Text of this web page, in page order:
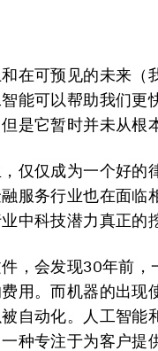
在可预见的未来（
能可以帮助我们更
是它暂时并未从根
仅仅成为一个好的
服务行业也在面临
中科技潜力真正的
，会发现30年前
用。而机器的出现
自动化。人工智能
种专注于为客户提